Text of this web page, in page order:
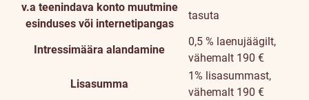
v.a teenindava konto muutmine
esinduses või internetipangas
tasuta
Intressimäära alandamine
0,5 % laenujäägilt,
vähemalt 190 €
Lisasumma
1% lisasummast,
vähemalt 190 €